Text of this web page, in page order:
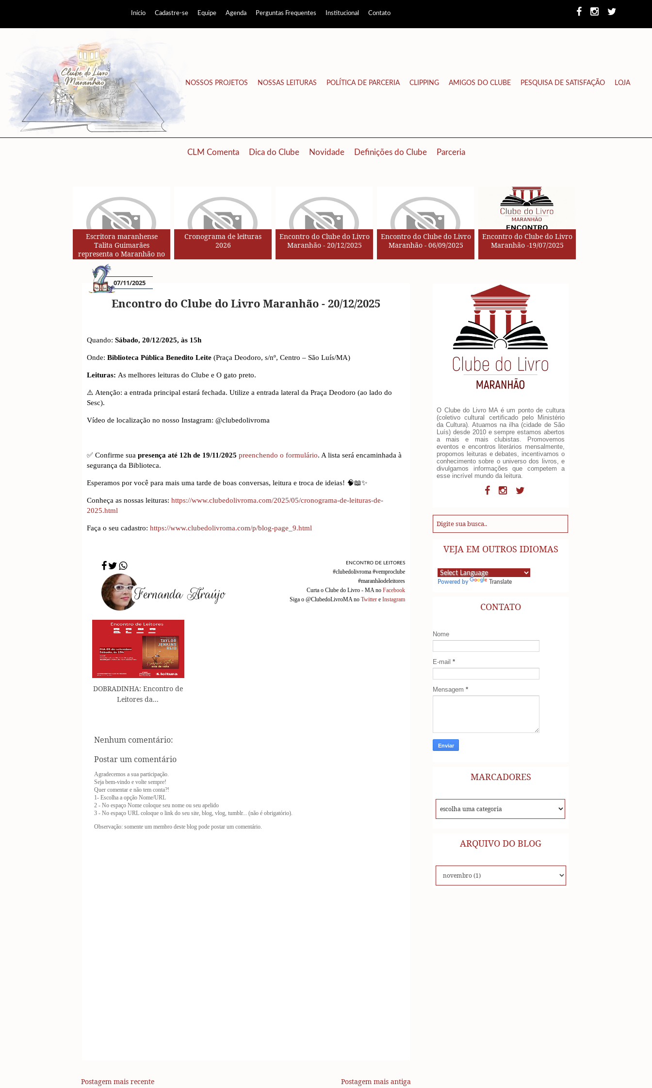
Início Cadastre-se Equipe Agenda Perguntas Frequentes Institucional Contato
NOSSOS PROJETOS NOSSAS LEITURAS POLÍTICA DE PARCERIA CLIPPING AMIGOS DO CLUBE PESQUISA DE SATISFAÇÃO LOJA
CLM Comenta Dica do Clube Novidade Definições do Clube Parceria
Escritora maranhense
Talita Guimarães
representa o Maranhão no
Circuito de Autores da Rede
SESC de Leituras
Cronograma de leituras
2026
Encontro do Clube do Livro
Maranhão - 20/12/2025
Encontro do Clube do Livro
Maranhão - 06/09/2025
Encontro do Clube do Livro
Maranhão -19/07/2025
07/11/2025
Encontro do Clube do Livro Maranhão - 20/12/2025
Quando: Sábado, 20/12/2025, às 15h
Onde: Biblioteca Pública Benedito Leite (Praça Deodoro, s/nº, Centro – São Luís/MA)
Leituras: As melhores leituras do Clube e O gato preto.
⚠️ Atenção: a entrada principal estará fechada. Utilize a entrada lateral da Praça Deodoro (ao lado do
Sesc).
Vídeo de localização no nosso Instagram: @clubedolivroma
✅ Confirme sua presença até 12h de 19/11/2025 preenchendo o formulário. A lista será encaminhada à
segurança da Biblioteca.
Esperamos por você para mais uma tarde de boas conversas, leitura e troca de ideias! 🧠📖✨
Conheça as nossas leituras: https://www.clubedolivroma.com/2025/05/cronograma-de-leituras-de-
2025.html
Faça o seu cadastro: https://www.clubedolivroma.com/p/blog-page_9.html
ENCONTRO DE LEITORES
#clubedolivroma #vemproclube
#maranhãodeleitores
Curta o Clube do Livro - MA no Facebook
Siga o @ClubedoLivroMA no Twitter e Instagram
DOBRADINHA: Encontro de
Leitores da...
Nenhum comentário:
Postar um comentário
Agradecemos a sua participação.
Seja bem-vindo e volte sempre!
Quer comentar e não tem conta?!
1- Escolha a opção Nome/URL
2 - No espaço Nome coloque seu nome ou seu apelido
3 - No espaço URL coloque o link do seu site, blog, vlog, tumblr... (não é obrigatório).
Observação: somente um membro deste blog pode postar um comentário.
Postagem mais recente Postagem mais antiga
O Clube do Livro MA é um ponto de cultura
(coletivo cultural certificado pelo Ministério
da Cultura). Atuamos na ilha (cidade de São
Luís) desde 2010 e sempre estamos abertos
a mais e mais clubistas. Promovemos
eventos e encontros literários mensalmente,
propomos leituras e debates, incentivamos o
conhecimento sobre o universo dos livros, e
divulgamos informações que competem a
esse incrível mundo da leitura.
VEJA EM OUTROS IDIOMAS
Powered by Translate
CONTATO
Nome
E-mail *
Mensagem *
MARCADORES
ARQUIVO DO BLOG